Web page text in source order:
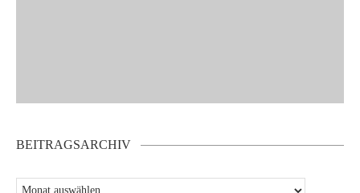
BEITRAGSARCHIV